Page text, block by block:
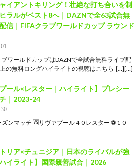
イアントキリング！壮絶な打ち合いを制
ラルがベスト8へ｜DAZNで全63試合無
信｜FIFAクラブワールドカップ ラウンド
ブワールドカップはDAZNで全試合無料ライブ配
の無料ロングハイライトの視聴はこちら  […][…]
プール×レスター｜ハイライト】プレシー
｜2023-24
ンマッチ 🆚リヴァプール 4-0 レスター ⚽ 1-0
トリア×チュニジア｜日本のライバルが強
イライト】国際親善試合｜2026